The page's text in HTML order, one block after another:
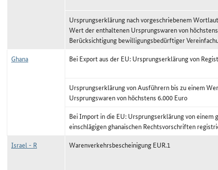
Ursprungserklärung nach vorgeschriebenem
Wert der enthaltenen Ursprungswaren von
Berücksichtigung bewilligungsbedürftiger
Ghana
Bei Export aus der EU: Ursprungserklärung von
Ursprungserklärung von Ausführern bis zu einem
Ursprungswaren von höchstens 6.000 Euro
Bei Import in die EU: Ursprungserklärung von einem
einschlägigen ghanaischen Rechtsvorschriften
Israel - R
Warenverkehrsbescheinigung EUR.1